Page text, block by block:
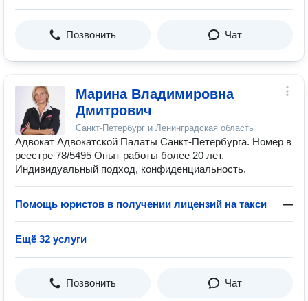
Позвонить Чат
Марина Владимировна
Дмитрович
Санкт-Петербург и Ленинградская область
Адвокат Адвокатской Палаты Санкт-Петербурга. Номер в
реестре 78/5495 Опыт работы более 20 лет.
Индивидуальный подход, конфиденциальность.
Помощь юристов в получении лицензий на такси —
Ещё 32 услуги
Позвонить Чат